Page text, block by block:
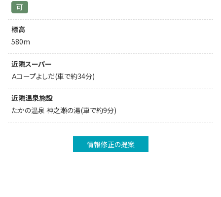
可
標高
580m
近隣スーパー
Ａコープよしだ(車で約34分)
近隣温泉施設
たかの温泉 神之瀬の湯(車で約9分)
情報修正の提案